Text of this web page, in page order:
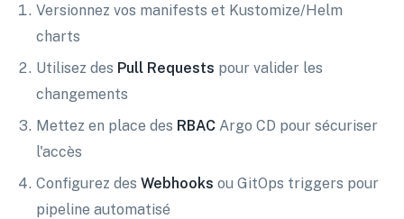
Versionnez vos manifests et Kustomize/Helm
charts
Utilisez des Pull Requests pour valider les
changements
Mettez en place des RBAC Argo CD pour sécuriser
l'accès
Configurez des Webhooks ou GitOps triggers pour
pipeline automatisé